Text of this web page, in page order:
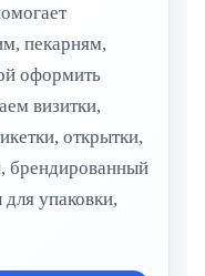
пекарням,
оформить
визитки,
открытки,
брендированный
упаковки,